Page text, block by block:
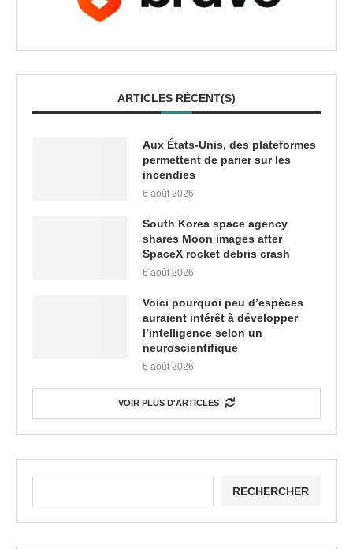
ARTICLES RÉCENT(S)
Aux États-Unis, des plateformes
permettent de parier sur les
incendies
6 août 2026
South Korea space agency
shares Moon images after
SpaceX rocket debris crash
6 août 2026
Voici pourquoi peu d’espèces
auraient intérêt à développer
l’intelligence selon un
neuroscientifique
6 août 2026
VOIR PLUS D'ARTICLES
RECHERCHER